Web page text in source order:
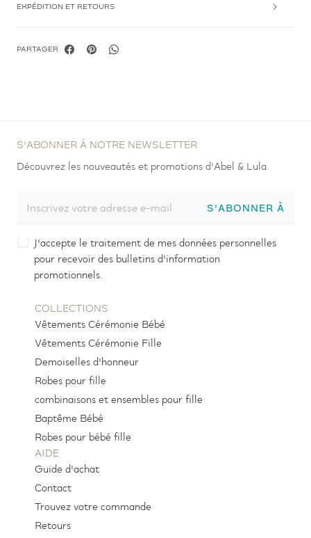
EXPÉDITION ET RETOURS
PARTAGER
S'ABONNER À NOTRE NEWSLETTER
Découvrez les nouveautés et promotions d'Abel & Lula.
S'ABONNER À
J'accepte le traitement de mes données personnelles
pour recevoir des bulletins d'information
promotionnels.
COLLECTIONS
Vêtements Cérémonie Bébé
Vêtements Cérémonie Fille
Demoiselles d'honneur
Robes pour fille
combinaisons et ensembles pour fille
Baptême Bébé
Robes pour bébé fille
AIDE
Guide d'achat
Contact
Trouvez votre commande
Retours